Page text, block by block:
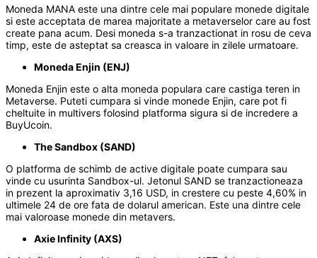
Moneda MANA este una dintre cele mai populare monede digitale
si este acceptata de marea majoritate a metaverselor care au fost
create pana acum. Desi moneda s-a tranzactionat in rosu de ceva
timp, este de asteptat sa creasca in valoare in zilele urmatoare.
Moneda Enjin (ENJ)
Moneda Enjin este o alta moneda populara care castiga teren in
Metaverse. Puteti cumpara si vinde monede Enjin, care pot fi
cheltuite in multivers folosind platforma sigura si de incredere a
BuyUcoin.
The Sandbox (SAND)
O platforma de schimb de active digitale poate cumpara sau
vinde cu usurinta Sandbox-ul. Jetonul SAND se tranzactioneaza
in prezent la aproximativ 3,16 USD, in crestere cu peste 4,60% in
ultimele 24 de ore fata de dolarul american. Este una dintre cele
mai valoroase monede din metavers.
Axie Infinity (AXS)